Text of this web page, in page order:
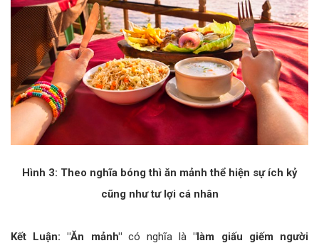
Hình 3: Theo nghĩa bóng thì ăn mảnh thể hiện sự ích kỷ
cũng như tư lợi cá nhân
Kết Luận: "Ăn mảnh"có nghĩa là "làm giấu giếm người